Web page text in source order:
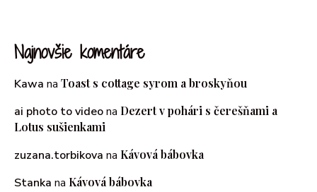
Najnovšie komentáre
Kawa na Toast s cottage syrom a broskyňou
ai photo to videona Dezert v pohári s čerešňami a
Lotus sušienkami
zuzana.torbikova na Kávová bábovka
Stanka na Kávová bábovka